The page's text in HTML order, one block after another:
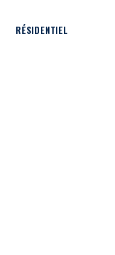
RÉSIDENTIEL